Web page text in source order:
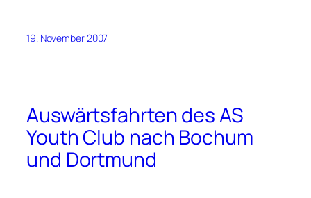
19. November 2007
Auswärtsfahrten des AS
Youth Club nach Bochum
und Dortmund